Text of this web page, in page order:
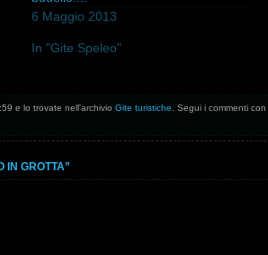
6 Maggio 2013
In "Gite Speleo"
e lo trovate nell'archivio Gite turistiche. Segui i commenti con
IN GROTTA”